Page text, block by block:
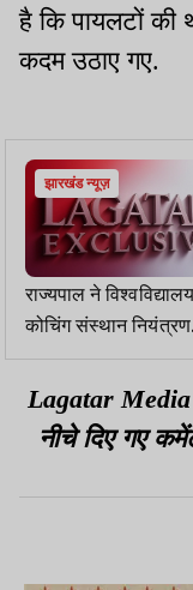
है कि पायलटों
कदम उठाए गए.
झारखंड न्यूज़
राज्यपाल ने
कोचिंग संस्थान नियंत्रण
विधेयक सरकार को
Lagatar
नीचे दिए गए